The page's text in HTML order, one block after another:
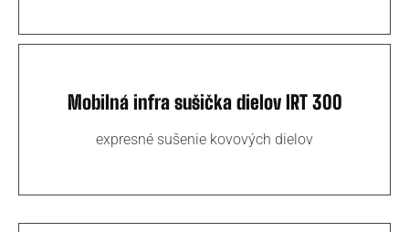
Mobilná infra sušička dielov IRT 300
expresné sušenie kovových dielov